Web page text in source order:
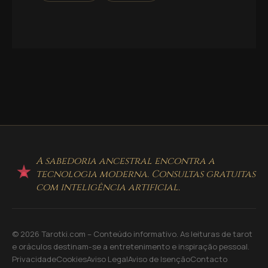
A sabedoria ancestral encontra a
tecnologia moderna. Consultas gratuitas
com inteligência artificial.
© 2026 Tarotki.com – Conteúdo informativo. As leituras de tarot
e oráculos destinam-se a entretenimento e inspiração pessoal.
PrivacidadeCookiesAviso LegalAviso de IsençãoContacto